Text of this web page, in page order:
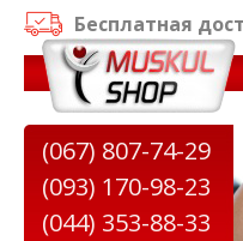
Бесплатная
на тренажеры до
(067) 807-74-29
(093) 170-98-23
(044) 353-88-33